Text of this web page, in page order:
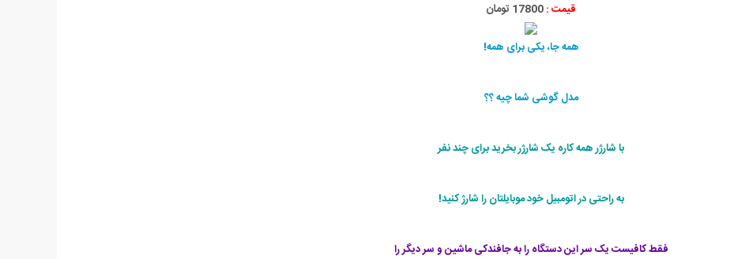
قیمت :17800 تومان
همه جا، یکی برای همه!
مدل گوشی شما چیه ؟؟
با شارژر همه کاره یک شارژر بخرید برای چند نفر
به راحتی در اتومبیل خود موبایلتان را شارژ کنید!
فقط کافیست یک سر این دستگاه را به جافندکی ماشین و سر دیگر را